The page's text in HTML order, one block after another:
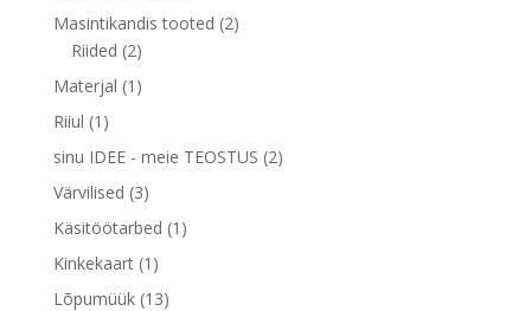
toodet
Masintikandis tooted 22
Riided 22
toodet
Materjal 1 1
Riiul 1 1
toode
sinu IDEE - meie TEOSTUS 22
Värvilised 33
toodet
Käsitöötarbed 1 1
Kinkekaart 1 1
toode
Lõpumüük 1313